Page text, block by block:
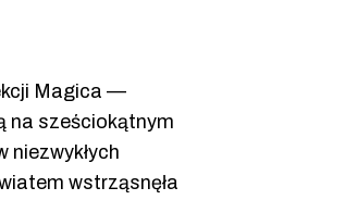
Magica —
na sześciokątnym
niezwykłych
wstrząsnęła